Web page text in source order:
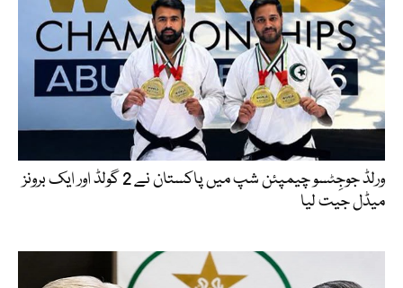
ورلڈ جوجِٹسو چیمپئن شپ میں پاکستان نے 2 گولڈ اور ایک برونز
میڈل جیت لیا